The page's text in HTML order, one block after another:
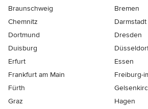
Braunschweig
Bremen
Chemnitz
Darmstadt
Dortmund
Dresden
Duisburg
Erfurt
Essen
Frankfurt am Main
Freiburg-
Fürth
Graz
Hagen